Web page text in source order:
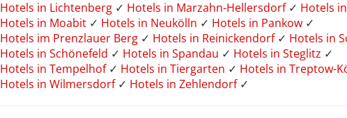
Hotels in Lichtenberg ✓ Hotels in Marzahn-Hellersdorf ✓ Hotels
Hotels in Moabit ✓ Hotels in Neukölln ✓ Hotels in Pankow ✓
Hotels im Prenzlauer Berg ✓ Hotels in Reinickendorf ✓ Hotels in
Hotels in Schönefeld ✓ Hotels in Spandau ✓ Hotels in Steglitz ✓
Hotels in Tempelhof ✓ Hotels in Tiergarten ✓ Hotels in Treptow-
Hotels in Wilmersdorf ✓ Hotels in Zehlendorf✓